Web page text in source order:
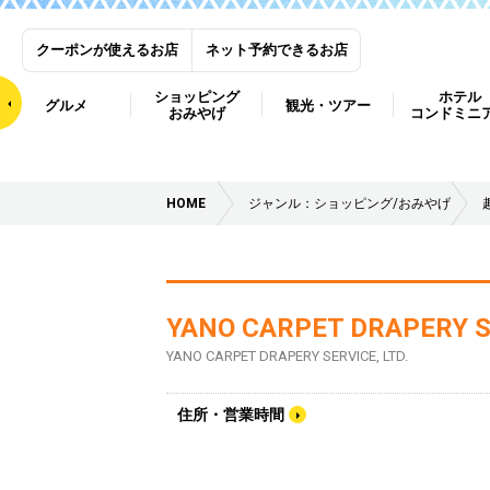
クーポンが使えるお店 ネット予約できるお店
グルメ
ショッピング
おみやげ
観光・ツアー
ホテル
コンドミニ
HOME ジャンル：ショッピング/おみやげ
YANO CARPET DRAPERY
YANO CARPET DRAPERY SERVICE, LTD.
住所・営業時間